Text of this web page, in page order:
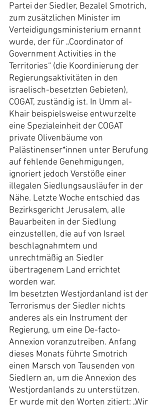
Partei der Siedler, Bezalel Smotrich,
zum zusätzlichen Minister im
Verteidigungsministerium ernannt
wurde, der für „Coordinator of
Government Activities in the
Territories“ (die Koordinierung der
Regierungsaktivitäten in den
israelisch-besetzten Gebieten),
COGAT, zuständig ist. In Umm al-
Khair beispielsweise entwurzelte
eine Spezialeinheit der COGAT
private Olivenbäume von
Palästinenser*innen unter Berufung
auf fehlende Genehmigungen,
ignoriert jedoch Verstöße einer
illegalen Siedlungsausläufer in der
Nähe. Letzte Woche entschied das
Bezirksgericht Jerusalem, alle
Bauarbeiten in der Siedlung
einzustellen, die auf von Israel
beschlagnahmtem und
unrechtmäßig an Siedler
übertragenem Land errichtet
worden war.
Im besetzten Westjordanland ist der
Terrorismus der Siedler nichts
anderes als ein Instrument der
Regierung, um eine De-facto-
Annexion voranzutreiben. Anfang
dieses Monats führte Smotrich
einen Marsch von Tausenden von
Siedlern an, um die Annexion des
Westjordanlands zu unterstützen.
Er wurde mit den Worten zitiert: „Wir